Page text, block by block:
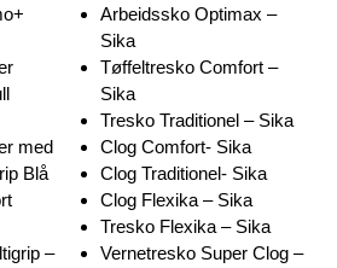
med
Blå
–
Arbeidssko Optimax –
Sika
Tøffeltresko Comfort –
Sika
Tresko Traditionel – Sika
Clog Comfort- Sika
Clog Traditionel- Sika
Clog Flexika – Sika
Tresko Flexika – Sika
Vernetresko Super Clog –